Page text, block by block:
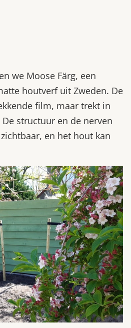
we Moose Färg, een
houtverf uit Zweden. De
film, maar trekt in
structuur en de nerven
en het hout kan